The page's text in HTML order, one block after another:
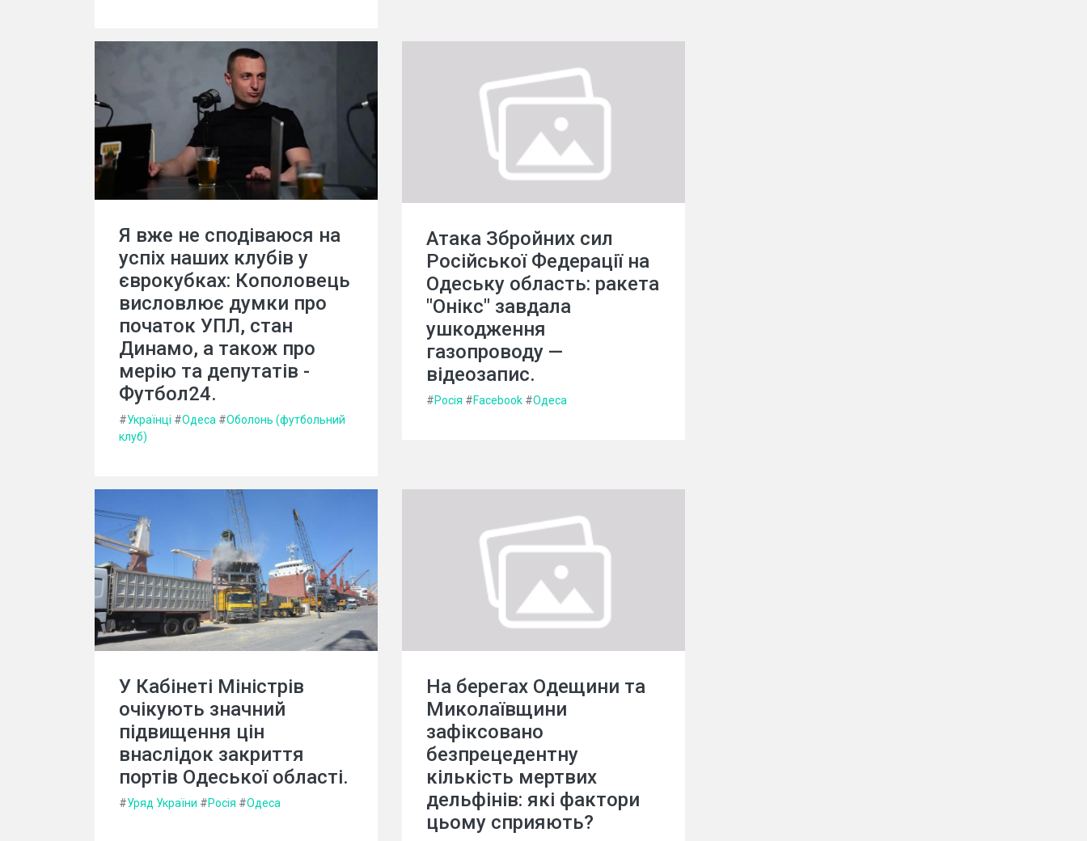
Я вже не сподіваюся на
успіх наших клубів у
єврокубках: Кополовець
висловлює думки про
початок УПЛ, стан
Динамо, а також про
мерію та депутатів -
Футбол24.
#Українці #Одеса #Оболонь (футбольний
клуб)
Атака Збройних сил
Російської Федерації на
Одеську область: ракета
"Онікс" завдала
ушкодження
газопроводу —
відеозапис.
#Росія #Facebook #Одеса
У Кабінеті Міністрів
очікують значний
підвищення цін
внаслідок закриття
портів Одеської області.
#Уряд України #Росія #Одеса
На берегах Одещини та
Миколаївщини
зафіксовано
безпрецедентну
кількість мертвих
дельфінів: які фактори
цьому сприяють?